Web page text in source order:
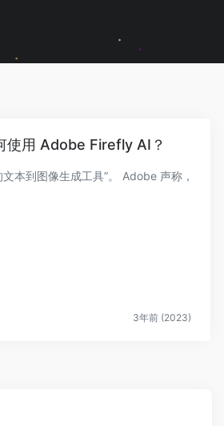
用 Adobe Firefly AI？
本到图像生成工具”。 Adobe 声称，
3年前 (2023)